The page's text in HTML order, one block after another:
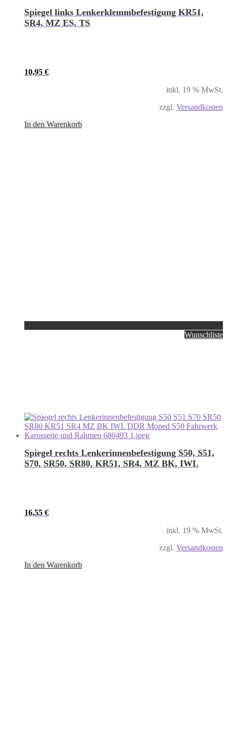
Spiegel links Lenkerklemmbefestigung KR51,
SR4, MZ ES, TS
10,95 €
inkl. 19 % MwSt.
zzgl. Versandkosten
In den Warenkorb
Wunschliste
Spiegel rechts Lenkerinnenbefestigung S50, S51,
S70, SR50, SR80, KR51, SR4, MZ BK, IWL
16,55 €
inkl. 19 % MwSt.
zzgl. Versandkosten
In den Warenkorb